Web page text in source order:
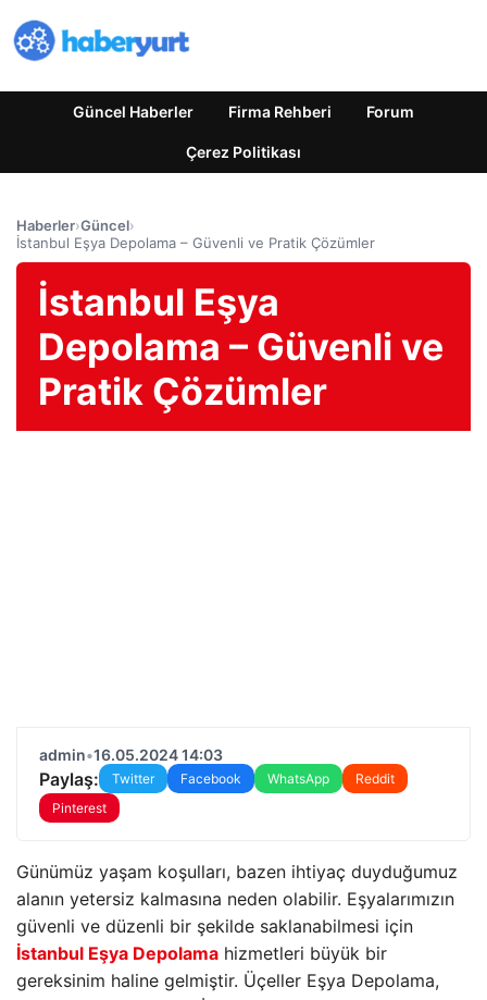
Güncel Haberler Firma Rehberi Forum
Çerez Politikası
Haberler›Güncel›
İstanbul Eşya Depolama – Güvenli ve Pratik Çözümler
İstanbul Eşya
Depolama – Güvenli ve
Pratik Çözümler
admin•16.05.2024 14:03
Paylaş: Twitter Facebook WhatsApp
Reddit
Pinterest
Günümüz yaşam koşulları, bazen ihtiyaç duyduğumuz
alanın yetersiz kalmasına neden olabilir. Eşyalarımızın
güvenli ve düzenli bir şekilde saklanabilmesi için
İstanbul Eşya Depolama hizmetleri büyük bir
gereksinim haline gelmiştir. Üçeller Eşya Depolama,